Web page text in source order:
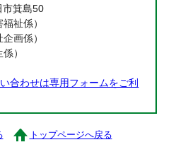
箕島50
祉係）
画係）
）
合わせは専用フォームをご利
トップページへ戻る